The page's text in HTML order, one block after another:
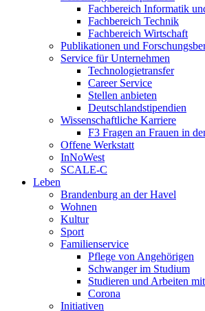
Fachbereich Informatik
Fachbereich Technik
Fachbereich Wirtschaft
Publikationen und
Service für Unternehmen
Technologietransfer
Career Service
Stellen anbieten
Deutschlandstipendien
Wissenschaftliche Karriere
F3 Fragen an Frauen in
Offene Werkstatt
InNoWest
SCALE-C
Leben
Brandenburg an der Havel
Wohnen
Kultur
Sport
Familienservice
Pflege von Angehörigen
Schwanger im Studium
Studieren und Arbeiten
Corona
Initiativen